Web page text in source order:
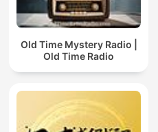
Old Time Mystery Radio |
Old Time Radio